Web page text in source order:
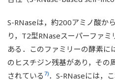
S-RNaseは，約200アミノ酸か
り，T2型RNaseスーパーファ
ある．このファミリーの酵素に
のヒスチジン残基があり，その
されている 7)．S-RNaseには，